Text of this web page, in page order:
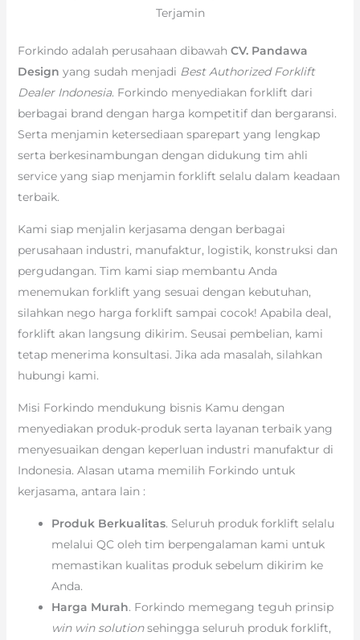
Terjamin
Forkindo adalah perusahaan dibawah CV. Pandawa
Design yang sudah menjadi Best Authorized Forklift
Dealer Indonesia. Forkindo menyediakan forklift dari
berbagai brand dengan harga kompetitif dan bergaransi.
Serta menjamin ketersediaan sparepart yang lengkap
serta berkesinambungan dengan didukung tim ahli
service yang siap menjamin forklift selalu dalam keadaan
terbaik.
Kami siap menjalin kerjasama dengan berbagai
perusahaan industri, manufaktur, logistik, konstruksi dan
pergudangan. Tim kami siap membantu Anda
menemukan forklift yang sesuai dengan kebutuhan,
silahkan nego harga forklift sampai cocok! Apabila deal,
forklift akan langsung dikirim. Seusai pembelian, kami
tetap menerima konsultasi. Jika ada masalah, silahkan
hubungi kami.
Misi Forkindo mendukung bisnis Kamu dengan
menyediakan produk-produk serta layanan terbaik yang
menyesuaikan dengan keperluan industri manufaktur di
Indonesia. Alasan utama memilih Forkindo untuk
kerjasama, antara lain :
Produk Berkualitas. Seluruh produk forklift selalu
melalui QC oleh tim berpengalaman kami untuk
memastikan kualitas produk sebelum dikirim ke
Anda.
Harga Murah. Forkindo memegang teguh prinsip
win win solutionsehingga seluruh produk forklift,